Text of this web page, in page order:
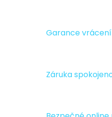
Garance
Záruka